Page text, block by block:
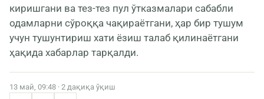
киришгани ва тез-тез пул ўтказмалари сабабли
одамларни сўроққа чақираётгани, ҳар бир тушум
учун тушунтириш хати ёзиш талаб қилинаётгани
ҳақида хабарлар тарқалди.
13 май, 09:48 · 2 дақиқа ўқиш